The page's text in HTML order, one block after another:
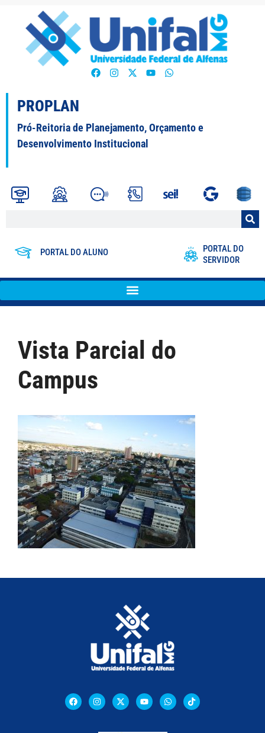
PROPLAN
Pró-Reitoria de Planejamento, Orçamento e
Desenvolvimento Institucional
PORTAL DO ALUNO
PORTAL DO
SERVIDOR
Vista Parcial do
Campus